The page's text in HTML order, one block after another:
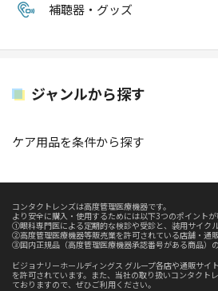
補聴器・グッズ
ジャンルから探す
ケア用品を条件から探す
コンタクトレンズは高度管理医療機器です。
より安全に購入・使用するためには以下3つのポイントが
①眼科専門医による定期的な検診や受診と、装用サイク
②高度管理医療機器等販売業を許可されている店舗・通
③国内正規品（高度管理医療機器承認番号がある商品）
ビジョナリーホールディングス グループ各店や通販サイ
を許可されています。また、当社の取り扱いコンタクト
ておりますので、ぜひご利用ください。